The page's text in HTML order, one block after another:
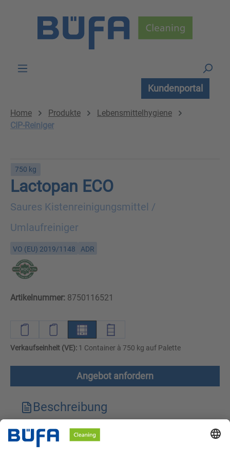
Kundenportal
Home Produkte
Lebensmittelhygiene
CIP-Reiniger
750 kg
Lactopan ECO
Saures Kistenreinigungsmittel /
Umlaufreiniger
VO (EU) 2019/1148 ADR
Artikelnummer: 8750116521
Verkaufseinheit (VE): 1 Container à 750 kg auf Palette
Angebot anfordern
Beschreibung
Technische Merkmale